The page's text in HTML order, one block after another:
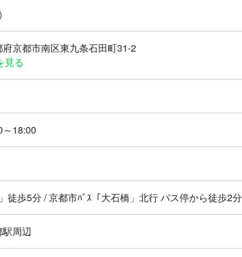
京都市南区東九条石田町31-2
見る
18:00
徒歩5分 / 京都市ﾊﾞｽ「大石橋」北行 バス停から徒歩2分
周辺